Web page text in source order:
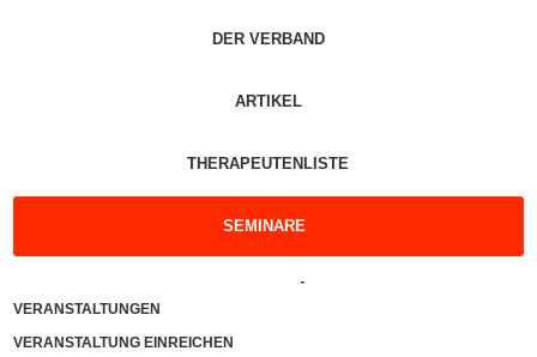
DER VERBAND
ARTIKEL
THERAPEUTENLISTE
SEMINARE
VERANSTALTUNGEN
VERANSTALTUNG EINREICHEN
KONTAKT